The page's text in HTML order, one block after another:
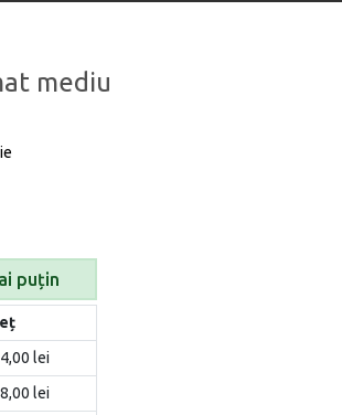
mediu
puțin
lei
lei